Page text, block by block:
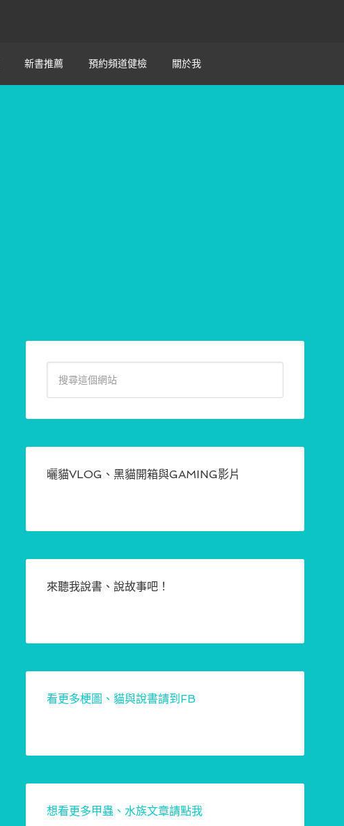
新書推薦 預約頻道健檢 關於我
曬貓VLOG、黑貓開箱與GAMING影片
來聽我說書、說故事吧！
看更多梗圖、貓與說書請到FB
想看更多甲蟲、水族文章請點我